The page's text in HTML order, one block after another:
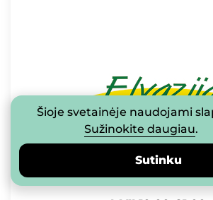
Šioje svetainėje naudojami
Sužinokite daugiau.
Sutinku